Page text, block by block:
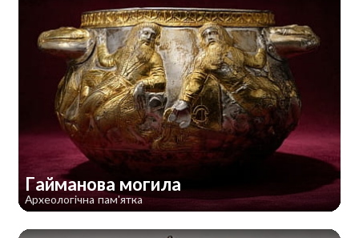
Гайманова могила
Археологічна пам'ятка